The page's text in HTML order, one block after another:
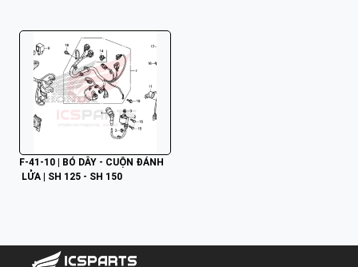
F-41-10 | BÓ DÂY - CUỘN ĐÁNH
LỬA | SH 125 - SH 150